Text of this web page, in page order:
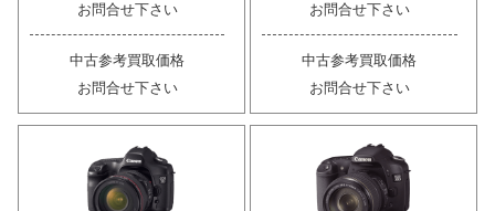
お問合せ下さい
中古参考買取価格
お問合せ下さい
お問合せ下さい
中古参考買取価格
お問合せ下さい